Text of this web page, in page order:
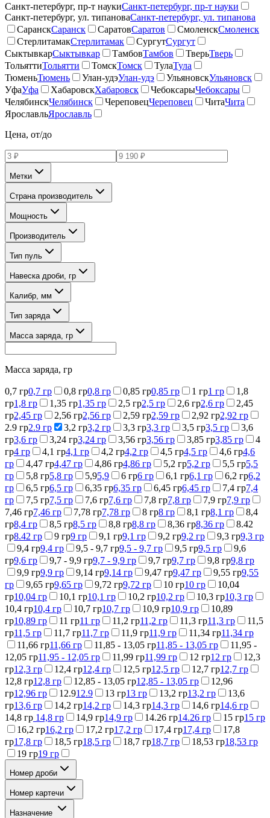
Санкт-петербург, пр-т наукиСанкт-петербург, пр-т науки
Санкт-петербург, ул. типановаСанкт-петербург, ул. типанова
СаранскСаранск СаратовСаратов СмоленскСмоленск
СтерлитамакСтерлитамак СургутСургут
СыктывкарСыктывкар ТамбовТамбов ТверьТверь
ТольяттиТольятти ТомскТомск ТулаТула
ТюменьТюмень Улан-удэУлан-удэ УльяновскУльяновск
УфаУфа ХабаровскХабаровск ЧебоксарыЧебоксары
ЧелябинскЧелябинск ЧереповецЧереповец ЧитаЧита
ЯрославльЯрославль
Цена, от/до
Метки
Страна производитель
Мощность
Производитель
Тип пуль
Навеска дроби, гр
Калибр, мм
Тип заряда
Масса заряда, гр
Масса заряда, гр
0,7 гр0,7 гр 0,8 гр0,8 гр 0,85 гр0,85 гр 1 гр1 гр
1,8
гр1,8 гр 1,35 гр1,35 гр 2,5 гр2,5 гр 2,6 гр2,6 гр
2,45
гр2,45 гр 2,56 гр2,56 гр 2,59 гр2,59 гр 2,92 гр2,92 гр
2.9 гр2.9 гр 3,2 гр3,2 гр 3,3 гр3,3 гр 3,5 гр3,5 гр
3,6
гр3,6 гр 3,24 гр3,24 гр 3,56 гр3,56 гр 3,85 гр3,85 гр
4
гр4 гр 4,1 гр4,1 гр 4,2 гр4,2 гр 4,5 гр4,5 гр 4,6 гр4,6
гр
4,47 гр4,47 гр 4,86 гр4,86 гр 5,2 гр5,2 гр 5,5 гр5,5
гр
5,8 гр5,8 гр 5,95,9 6 гр6 гр 6,1 гр6,1 гр 6,2 гр6,2
гр
6,5 гр6,5 гр 6,35 гр6,35 гр 6,45 гр6,45 гр 7,4 гр7,4
гр
7,5 гр7,5 гр 7,6 гр7,6 гр 7,8 гр7,8 гр 7,9 гр7,9 гр
7,46 гр7,46 гр 7,78 гр7,78 гр 8 гр8 гр 8,1 гр8,1 гр
8,4
гр8,4 гр 8,5 гр8,5 гр 8,8 гр8,8 гр 8,36 гр8,36 гр
8.42
гр8.42 гр 9 гр9 гр 9,1 гр9,1 гр 9,2 гр9,2 гр 9,3 гр9,3 гр
9,4 гр9,4 гр 9,5 - 9,7 гр9,5 - 9,7 гр 9,5 гр9,5 гр
9,6
гр9,6 гр 9,7 - 9,9 гр9,7 - 9,9 гр 9,7 гр9,7 гр 9,8 гр9,8 гр
9,9 гр9,9 гр 9,14 гр9,14 гр 9,47 гр9,47 гр 9,55 гр9,55
гр
9,65 гр9,65 гр 9,72 гр9,72 гр 10 гр10 гр
10,04
гр10,04 гр 10,1 гр10,1 гр 10,2 гр10,2 гр 10,3 гр10,3 гр
10,4 гр10,4 гр 10,7 гр10,7 гр 10,9 гр10,9 гр
10,89
гр10,89 гр 11 гр11 гр 11,2 гр11,2 гр 11,3 гр11,3 гр
11,5
гр11,5 гр 11,7 гр11,7 гр 11,9 гр11,9 гр 11,34 гр11,34 гр
11,66 гр11,66 гр 11,85 - 13,05 гр11,85 - 13,05 гр
11,95 -
12,05 гр11,95 - 12,05 гр 11,99 гр11,99 гр 12 гр12 гр
12,3
гр12,3 гр 12,4 гр12,4 гр 12,5 гр12,5 гр 12,7 гр12,7 гр
12,8 гр12,8 гр 12,85 - 13,05 гр12,85 - 13,05 гр
12,96
гр12,96 гр 12.912.9 13 гр13 гр 13,2 гр13,2 гр
13,6
гр13,6 гр 14,2 гр14,2 гр 14,3 гр14,3 гр 14,6 гр14,6 гр
14,8 гр 14,8 гр 14,9 гр14,9 гр 14.26 гр14.26 гр 15 гр15 гр
16,2 гр16,2 гр 17,2 гр17,2 гр 17,4 гр17,4 гр
17,8
гр17,8 гр 18,5 гр18,5 гр 18,7 гр18,7 гр 18,53 гр18,53 гр
19 гр19 гр
Номер дроби
Номер картечи
Назначение